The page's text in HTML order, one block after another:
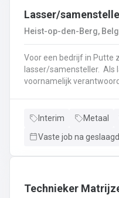
Lasser/
Heist-op-den-Berg,
Voor een bedrijf in Putte
lasser/samensteller. Als lasser- samensteller ben je
voornamelijk
het realiseren van onze
dagelijkse leiding van
Interim Metaal
Vaste job na
Technieker